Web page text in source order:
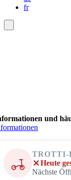
Winter
fr
und
TROTTI-
Heute
Nächste